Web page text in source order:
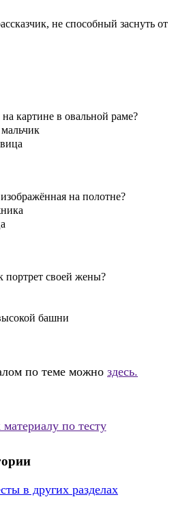
не способный заснуть от
картине в овальной раме?
на полотне?
портрет своей жены?
башни
по теме можно здесь.
по тесту
в других разделах